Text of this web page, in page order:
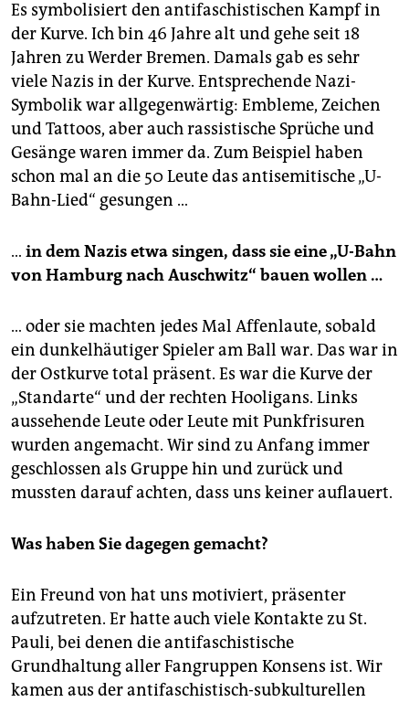
Es symbolisiert den antifaschistischen Kampf in
der Kurve. Ich bin 46 Jahre alt und gehe seit 18
Jahren zu Werder Bremen. Damals gab es sehr
viele Nazis in der Kurve. Entsprechende Nazi-
Symbolik war allgegenwärtig: Embleme, Zeichen
und Tattoos, aber auch rassistische Sprüche und
Gesänge waren immer da. Zum Beispiel haben
schon mal an die 50 Leute das antisemitische „U-
Bahn-Lied“ gesungen …
… in dem Nazis etwa singen, dass sie eine „U-Bahn
von Hamburg nach Auschwitz“ bauen wollen …
… oder sie machten jedes Mal Affenlaute, sobald
ein dunkelhäutiger Spieler am Ball war. Das war in
der Ostkurve total präsent. Es war die Kurve der
„Standarte“ und der rechten Hooligans. Links
aussehende Leute oder Leute mit Punkfrisuren
wurden angemacht. Wir sind zu Anfang immer
geschlossen als Gruppe hin und zurück und
mussten darauf achten, dass uns keiner auflauert.
Was haben Sie dagegen gemacht?
Ein Freund von hat uns motiviert, präsenter
aufzutreten. Er hatte auch viele Kontakte zu St.
Pauli, bei denen die antifaschistische
Grundhaltung aller Fangruppen Konsens ist. Wir
kamen aus der antifaschistisch-subkulturellen